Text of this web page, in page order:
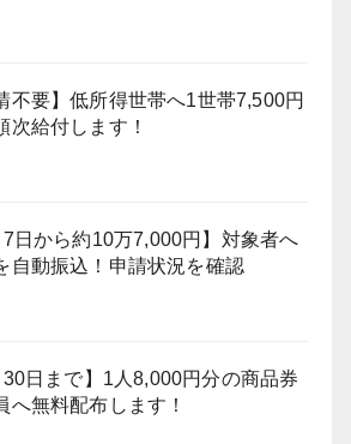
不要】低所得世帯へ1世帯7,500円
次給付します！
7日から約10万7,000円】対象者へ
自動振込！申請状況を確認
30日まで】1人8,000円分の商品券
へ無料配布します！